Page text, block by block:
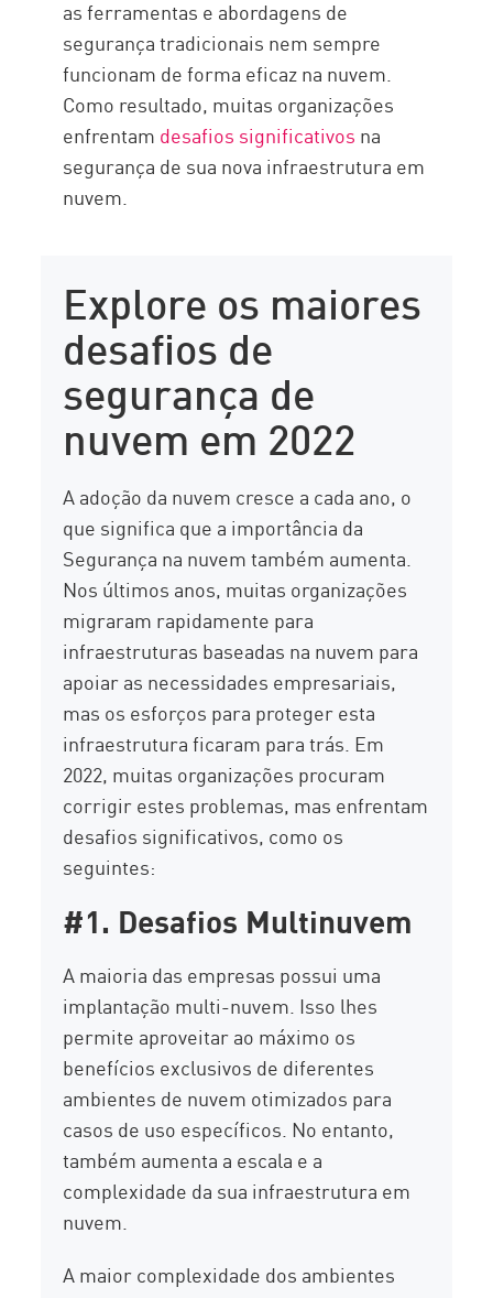
as ferramentas e abordagens de
segurança tradicionais nem sempre
funcionam de forma eficaz na nuvem.
Como resultado, muitas organizações
enfrentam desafios significativos na
segurança de sua nova infraestrutura em
nuvem.
Explore os maiores
desafios de
segurança de
nuvem em 2022
A adoção da nuvem cresce a cada ano, o
que significa que a importância da
Segurança na nuvem também aumenta.
Nos últimos anos, muitas organizações
migraram rapidamente para
infraestruturas baseadas na nuvem para
apoiar as necessidades empresariais,
mas os esforços para proteger esta
infraestrutura ficaram para trás. Em
2022, muitas organizações procuram
corrigir estes problemas, mas enfrentam
desafios significativos, como os
seguintes:
#1. Desafios Multinuvem
A maioria das empresas possui uma
implantação multi-nuvem. Isso lhes
permite aproveitar ao máximo os
benefícios exclusivos de diferentes
ambientes de nuvem otimizados para
casos de uso específicos. No entanto,
também aumenta a escala e a
complexidade da sua infraestrutura em
nuvem.
A maior complexidade dos ambientes